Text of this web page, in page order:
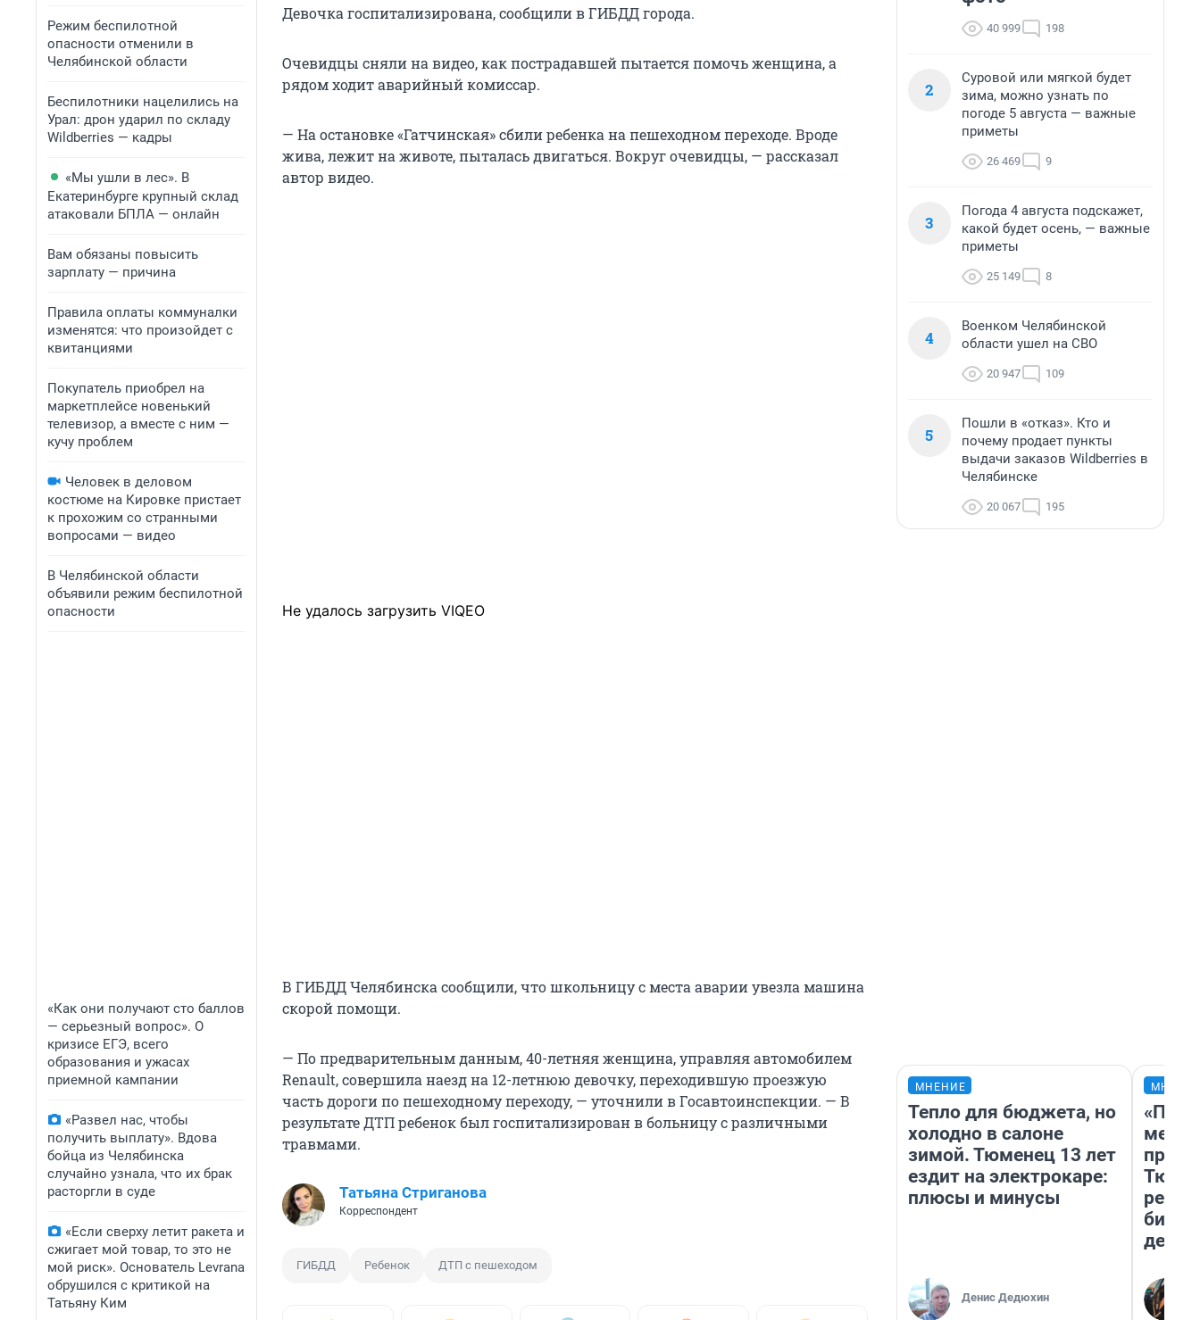
Режим беспилотной
опасности отменили в
Челябинской области
Беспилотники нацелились на
Урал: дрон ударил по складу
Wildberries — кадры
«Мы ушли в лес». В
Екатеринбурге крупный склад
атаковали БПЛА — онлайн
Вам обязаны повысить
зарплату — причина
Правила оплаты коммуналки
изменятся: что произойдет с
квитанциями
Покупатель приобрел на
маркетплейсе новенький
телевизор, а вместе с ним —
кучу проблем
Человек в деловом
костюме на Кировке пристает
к прохожим со странными
вопросами — видео
В Челябинской области
объявили режим беспилотной
опасности
«Как они получают сто баллов
— серьезный вопрос». О
кризисе ЕГЭ, всего
образования и ужасах
приемной кампании
«Развел нас, чтобы
получить выплату». Вдова
бойца из Челябинска
случайно узнала, что их брак
расторгли в суде
«Если сверху летит ракета и
сжигает мой товар, то это не
мой риск». Основатель Levrana
обрушился с критикой на
Татьяну Ким
Девочка госпитализирована, сообщили в ГИБДД города.
Очевидцы сняли на видео, как пострадавшей пытается помочь женщина, а
рядом ходит аварийный комиссар.
— На остановке «Гатчинская» сбили ребенка на пешеходном переходе. Вроде
жива, лежит на животе, пыталась двигаться. Вокруг очевидцы, — рассказал
автор видео.
Не удалось загрузить VIQEO
В ГИБДД Челябинска сообщили, что школьницу с места аварии увезла машина
скорой помощи.
— По предварительным данным, 40-летняя женщина, управляя автомобилем
Renault, совершила наезд на 12-летнюю девочку, переходившую проезжую
часть дороги по пешеходному переходу, — уточнили в Госавтоинспекции. — В
результате ДТП ребенок был госпитализирован в больницу с различными
травмами.
Татьяна Стриганова
Корреспондент
ГИБДД Ребенок ДТП с пешеходом
40 999 198
2
Суровой или мягкой будет
зима, можно узнать по
погоде 5 августа — важные
приметы
26 469 9
3
Погода 4 августа подскажет,
какой будет осень, — важные
приметы
25 149 8
4
Военком Челябинской
области ушел на СВО
20 947 109
5
Пошли в «отказ». Кто и
почему продает пункты
выдачи заказов Wildberries в
Челябинске
20 067 195
МНЕНИЕ
Тепло для бюджета, но
холодно в салоне
зимой. Тюменец 13 лет
ездит на электрокаре:
плюсы и минусы
Денис Дедюхин